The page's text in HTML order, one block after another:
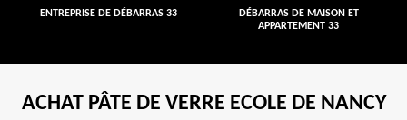
ENTREPRISE DE DÉBARRAS 33
DÉBARRAS DE MAISON ET
APPARTEMENT 33
ACHAT PÂTE DE VERRE ECOLE DE NANCY